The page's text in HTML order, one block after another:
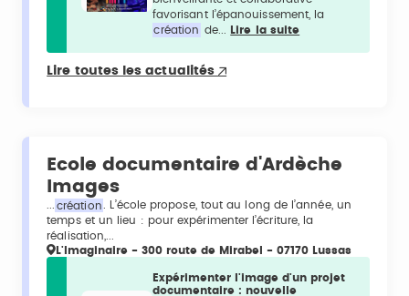
favorisant l’épanouissement, la
création de... Lire la suite
Lire toutes les actualités
Ecole documentaire d'Ardèche
Images
création
. L’école propose, tout au long de l’année, un
temps et un lieu : pour expérimenter l’écriture, la
réalisation,...
L'Imaginaire - 300 route de Mirabel - 07170 Lussas
Expérimenter l'image d'un projet
documentaire : nouvelle